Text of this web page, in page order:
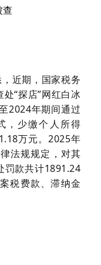
查
近期，国家税务
“探店”网红白冰
2024年期间通过
，少缴个人所得
万元。2025年
法规规定，对其
罚款共计1891.24
税费款、滞纳金